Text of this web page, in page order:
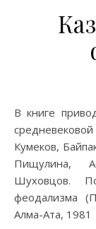
В книге приводятся статьи и материалы по истории
Кумеков,
Пищулина,
Шуховцов.
феодализма
Алма-Ата, 1981